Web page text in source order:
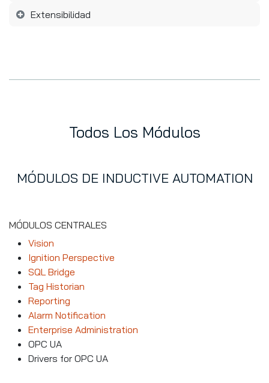
Extensibilidad
Todos Los Módulos
MÓDULOS DE INDUCTIVE AUTOMATION
MÓDULOS CENTRALES
Vision
Ignition Perspective
SQL Bridge
Tag Historian
Reporting
Alarm Notification
Enterprise Administration
OPC UA
Drivers for OPC UA